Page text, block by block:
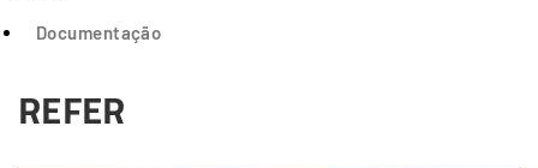
Documentação
REFER